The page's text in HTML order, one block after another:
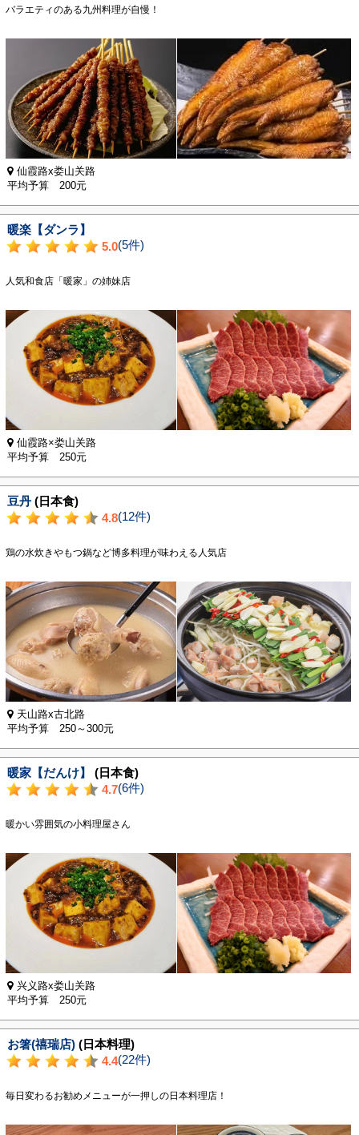
バラエティのある九州料理が自慢！
仙霞路x娄山关路
平均予算 200元
暖楽【ダンラ】
5.0(5件)
人気和食店「暖家」の姉妹店
仙霞路×娄山关路
平均予算 250元
豆丹 (日本食)
4.8(12件)
鶏の水炊きやもつ鍋など博多料理が味わえる人気店
天山路x古北路
平均予算 250～300元
暖家【だんけ】
(日本食)
4.7(6件)
暖かい雰囲気の小料理屋さん
兴义路x娄山关路
平均予算 250元
お箸(禧瑞店) (日本料理)
4.4(22件)
毎日変わるお勧めメニューが一押しの日本料理店！